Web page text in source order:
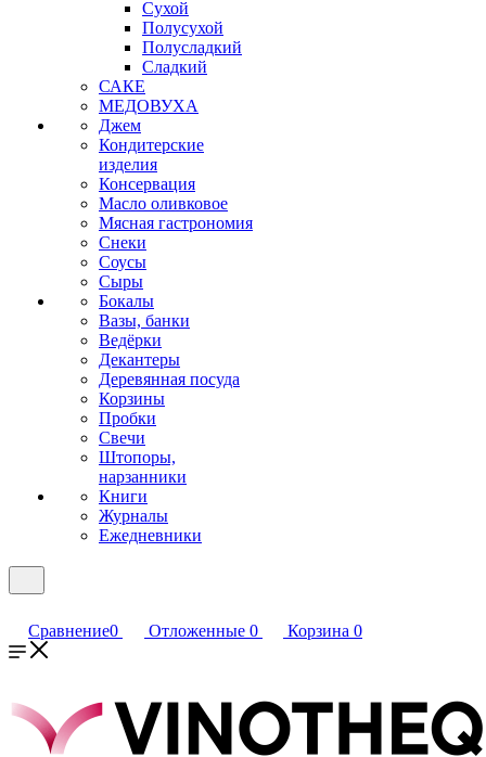
Сухой
Полусухой
Полусладкий
Сладкий
САКЕ
МЕДОВУХА
Джем
Кондитерские
изделия
Консервация
Масло оливковое
Мясная гастрономия
Снеки
Соусы
Сыры
Бокалы
Вазы, банки
Ведёрки
Декантеры
Деревянная посуда
Корзины
Пробки
Свечи
Штопоры,
нарзанники
Книги
Журналы
Ежедневники
Сравнение0 Отложенные 0 Корзина 0